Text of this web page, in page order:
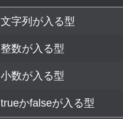
文字列が入る型
整数が入る型
小数が入る型
trueかfalseが入る型